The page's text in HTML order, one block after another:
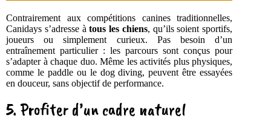
Contrairement aux compétitions canines traditionnelles,
Canidays s’adresse àtous les chiens, qu’ils soient sportifs,
joueurs ou simplement curieux. Pas besoin d’un
entraînement particulier : les parcours sont conçus pour
s’adapter à chaque duo. Même les activités plus physiques,
comme le paddle ou le dog diving, peuvent être essayées
en douceur, sans objectif de performance.
5. Profiter d’un cadre naturel